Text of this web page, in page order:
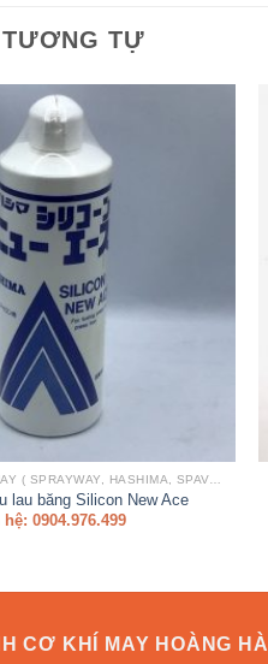
TỰ
HÓA CHẤT NGÀNH MAY ( SPRAYWAY, HASHIMA, SPAVAN,..)
lau băng Silicon New Ace
hệ: 0904.976.499
CƠ KHÍ MAY HOÀNG HÀ